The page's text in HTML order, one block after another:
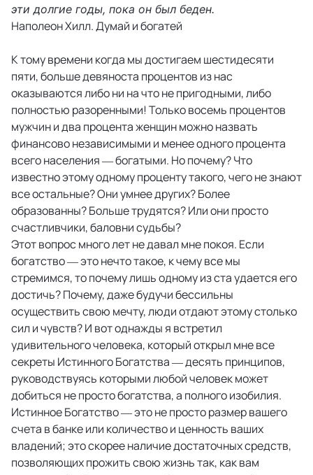
эти долгие годы, пока он был беден.
Наполеон Хилл. Думай и богатей
К тому времени когда мы достигаем шестидесяти
пяти, больше девяноста процентов из нас
оказываются либо ни на что не пригодными, либо
полностью разоренными! Только восемь процентов
мужчин и два процента женщин можно назвать
финансово независимыми и менее одного процента
всего населения — богатыми. Но почему? Что
известно этому одному проценту такого, чего не знают
все остальные? Они умнее других? Более
образованны? Больше трудятся? Или они просто
счастливчики, баловни судьбы?
Этот вопрос много лет не давал мне покоя. Если
богатство — это нечто такое, к чему все мы
стремимся, то почему лишь одному из ста удается его
достичь? Почему, даже будучи бессильны
осуществить свою мечту, люди отдают этому столько
сил и чувств? И вот однажды я встретил
удивительного человека, который открыл мне все
секреты Истинного Богатства — десять принципов,
руководствуясь которыми любой человек может
добиться не просто богатства, а полного изобилия.
Истинное Богатство — это не просто размер вашего
счета в банке или количество и ценность ваших
владений; это скорее наличие достаточных средств,
позволяющих прожить свою жизнь так, как вам